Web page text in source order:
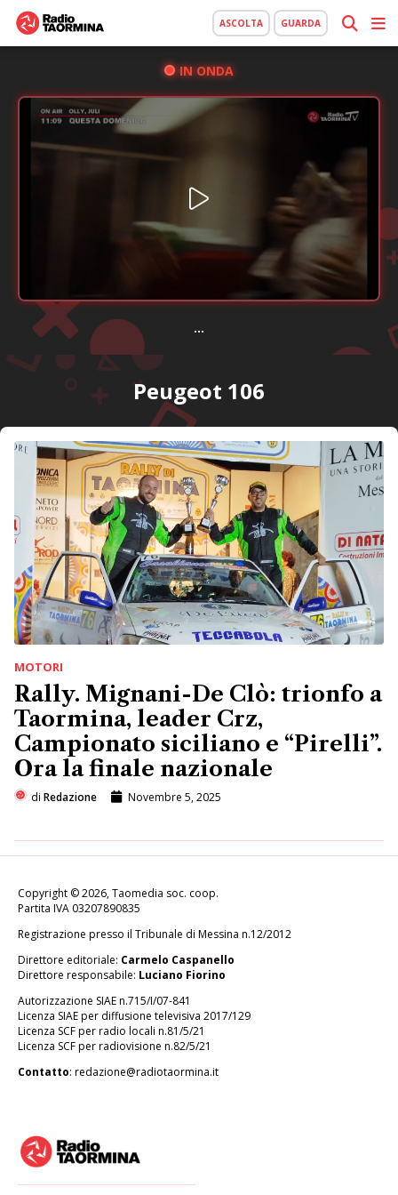
ASCOLTA GUARDA
IN ONDA
...
Peugeot 106
MOTORI
Rally. Mignani-De Clò: trionfo a
Taormina, leader Crz,
Campionato siciliano e “Pirelli”.
Ora la finale nazionale
di Redazione Novembre 5, 2025
Copyright © 2026, Taomedia soc. coop.
Partita IVA 03207890835
Registrazione presso il Tribunale di Messina n.12/2012
Direttore editoriale: Carmelo Caspanello
Direttore responsabile: Luciano Fiorino
Autorizzazione SIAE n.715/I/07-841
Licenza SIAE per diffusione televisiva 2017/129
Licenza SCF per radio locali n.81/5/21
Licenza SCF per radiovisione n.82/5/21
Contatto: redazione@radiotaormina.it